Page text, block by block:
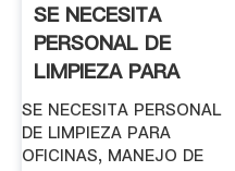
SE NECESITA
PERSONAL DE
LIMPIEZA PARA
OFICINAS, MANEJO
DE ...
SE NECESITA PERSONAL
DE LIMPIEZA PARA
OFICINAS, MANEJO DE